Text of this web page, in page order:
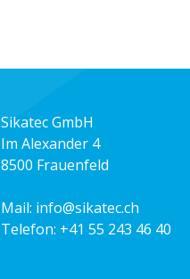
Sikatec GmbH
Im Alexander 4
8500 Frauenfeld
Mail: info@sikatec.ch
Telefon: +41 55 243 46 40